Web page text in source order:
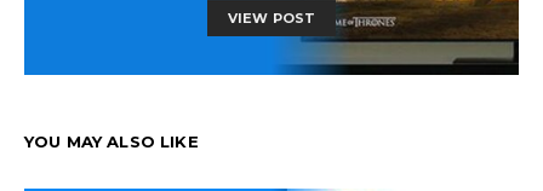
VIEW POST
YOU MAY ALSO LIKE